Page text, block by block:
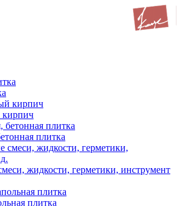
плитка
жидкости, герметики, инструмент
плитка